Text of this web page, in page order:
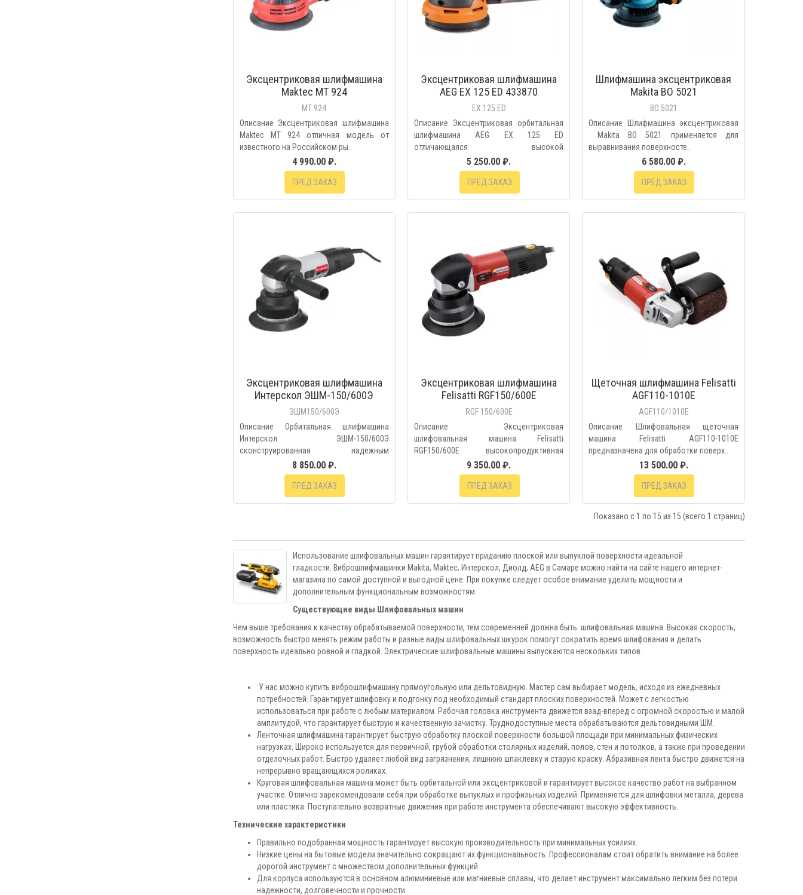
Эксцентриковая шлифмашина
Maktec MT 924
MT 924
Описание Эксцентриковая шлифмашина
Maktec MT 924 отличная модель от
известного на Российском ры..
4 990.00 ₽.
ПРЕД ЗАКАЗ
Эксцентриковая шлифмашина
AEG EX 125 ED 433870
EX 125 ED
Описание Эксцентриковая орбитальная
шлифмашина AEG EX 125 ED
отличающаяся высокой
функциональнос..5 250.00 ₽.
ПРЕД ЗАКАЗ
Шлифмашина эксцентриковая
Makita BO 5021
BO 5021
Описание Шлифмашина эксцентриковая
Makita BO 5021 применяется для
выравнивания поверхносте..
6 580.00 ₽.
ПРЕД ЗАКАЗ
Эксцентриковая шлифмашина
Интерскол ЭШМ-150/600Э
ЭШМ150/600Э
Описание Орбитальная шлифмашина
Интерскол ЭШМ-150/600Э
сконструированная надежным
,отечественны..8 850.00 ₽.
ПРЕД ЗАКАЗ
Эксцентриковая шлифмашина
Felisatti RGF150/600E
RGF 150/600E
Описание Эксцентриковая
шлифовальная машина Felisatti
RGF150/600E высокопродуктивная
9 350.00 ₽.
ПРЕД ЗАКАЗ
Щеточная шлифмашина Felisatti
AGF110-1010E
AGF110/1010E
Описание Шлифовальная щеточная
машина Felisatti AGF110-1010E
предназначена для обработки поверх..
13 500.00 ₽.
ПРЕД ЗАКАЗ
Показано с 1 по 15 из 15 (всего 1 страниц)
Использование шлифовальных машин гарантирует приданию плоской или выпуклой поверхности идеальной
гладкости. Виброшлифмашинки Makita, Maktec, Интерскол, Диолд, AEG в Самаре можно найти на сайте нашего интернет-
магазина по самой доступной и выгодной цене. При покупке следует особое внимание уделить мощности и
дополнительным функциональным возможностям.
Существующие виды Шлифовальных машин
Чем выше требования к качеству обрабатываемой поверхности, тем современней должна быть шлифовальная машина. Высокая скорость,
возможность быстро менять режим работы и разные виды шлифовальных шкурок помогут сократить время шлифования и делать
поверхность идеально ровной и гладкой. Электрические шлифовальные машины выпускаются нескольких типов.
У нас можно купить виброшлифмашину прямоугольную или дельтовидную. Мастер сам выбирает модель, исходя из ежедневных
потребностей. Гарантирует шлифовку и подгонку под необходимый стандарт плоских поверхностей. Может с легкостью
использоваться при работе с любым материалом. Рабочая головка инструмента движется взад-вперед с огромной скоростью и малой
амплитудой, что гарантирует быструю и качественную зачистку. Труднодоступные места обрабатываются дельтовидными ШМ.
Ленточная шлифмашина гарантирует быструю обработку плоской поверхности большой площади при минимальных физических
нагрузках. Широко используется для первичной, грубой обработки столярных изделий, полов, стен и потолков, а также при проведении
отделочных работ. Быстро удаляет любой вид загрязнения, лишнюю шпаклевку и старую краску. Абразивная лента быстро движется на
непрерывно вращающихся роликах.
Круговая шлифовальная машина может быть орбитальной или эксцентриковой и гарантирует высокое качество работ на выбранном
участке. Отлично зарекомендовали себя при обработке выпуклых и профильных изделий. Применяются для шлифовки металла, дерева
или пластика. Поступательно возвратные движения при работе инструмента обеспечивают высокую эффективность.
Технические характеристики
Правильно подобранная мощность гарантирует высокую производительность при минимальных усилиях.
Низкие цены на бытовые модели значительно сокращают их функциональность. Профессионалам стоит обратить внимание на более
дорогой инструмент с множеством дополнительных функций.
Для корпуса используются в основном алюминиевые или магниевые сплавы, что делает инструмент максимально легким без потери
надежности, долговечности и прочности.